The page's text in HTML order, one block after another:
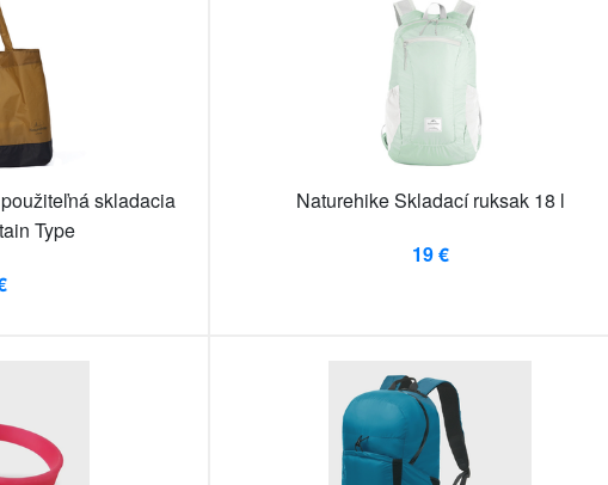
skladacia
Type
Naturehike Skladací ruksak 18 l
19 €